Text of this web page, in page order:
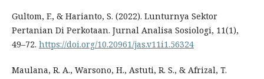
Gultom, F., & Harianto, S. (2022). Lunturnya Sektor
Pertanian Di Perkotaan. Jurnal Analisa Sosiologi, 11(1),
49–72. https://doi.org/10.20961/jas.v11i1.56324
Maulana, R. A., Warsono, H., Astuti, R. S., & Afrizal, T.